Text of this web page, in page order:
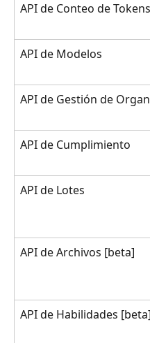
API de Conteo de Tokens
API de Modelos
API de Gestión de
API de Cumplimiento
API de Lotes
API de Archivos [beta]
API de Habilidades [beta]